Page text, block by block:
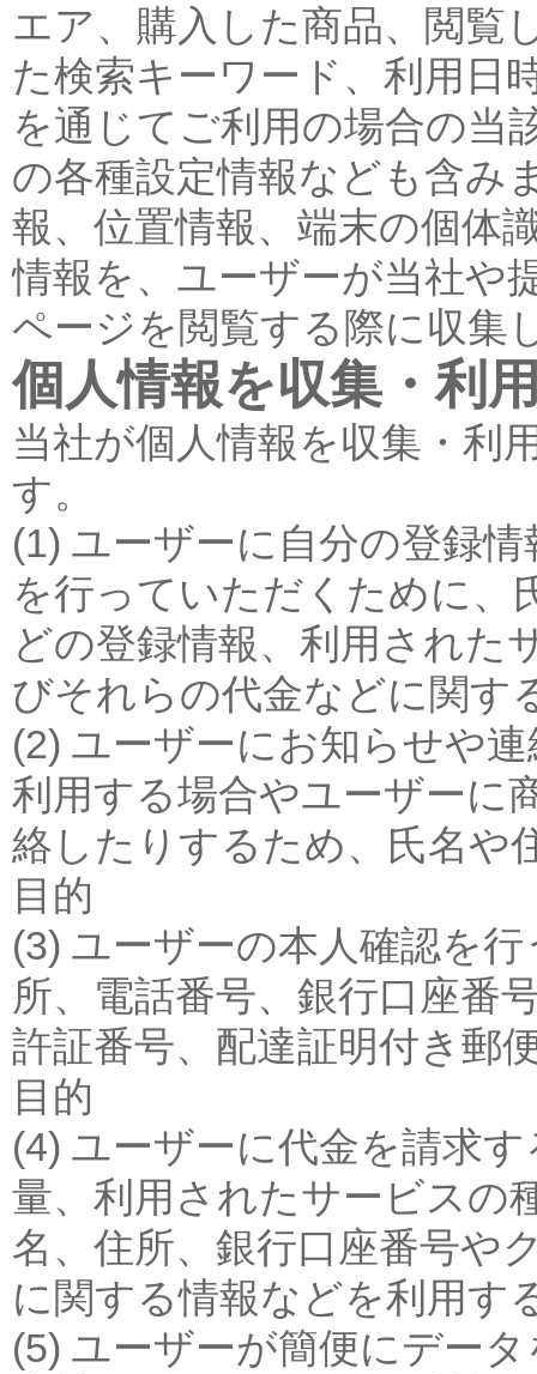
エア、購入した商品、閲覧
た検索キーワード、利用日
を通じてご利用の場合の当
の各種設定情報なども含み
報、位置情報、端末の個体
情報を、ユーザーが当社や
ページを閲覧する際に収集
個人情報を収集・利
当社が個人情報を収集・利
す。
(1) ユーザーに自分の登録
を行っていただくために、
どの登録情報、利用された
びそれらの代金などに関す
(2) ユーザーにお知らせや
利用する場合やユーザーに
絡したりするため、氏名や
目的
(3) ユーザーの本人確認を
所、電話番号、銀行口座番
許証番号、配達証明付き郵
目的
(4) ユーザーに代金を請求
量、利用されたサービスの
名、住所、銀行口座番号や
に関する情報などを利用す
(5) ユーザーが簡便にデー